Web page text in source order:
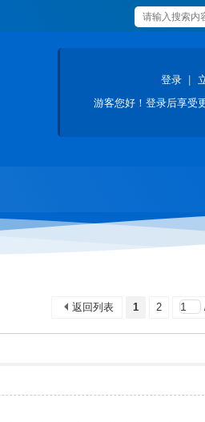
登录
游客您好！登录后享受
1 2
返回列表